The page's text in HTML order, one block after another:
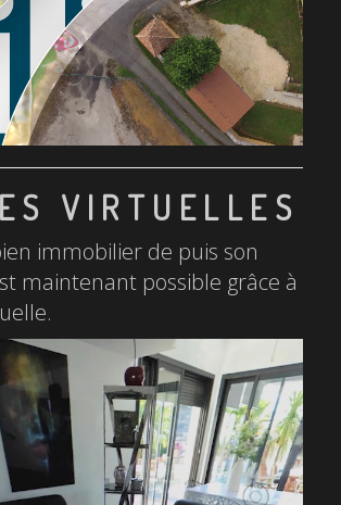
VIRTUELLES
immobilier de puis son
maintenant possible grâce à